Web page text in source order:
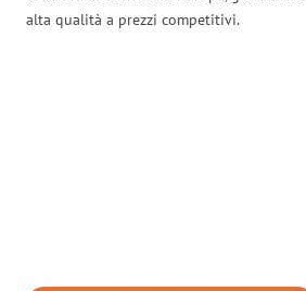
alta qualità a prezzi competitivi.